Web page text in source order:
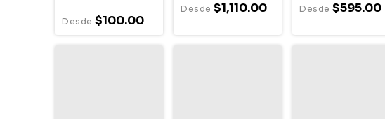
$100.00
$1,110.00 $595.00